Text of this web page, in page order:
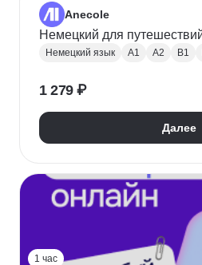
Anecole
Немецкий для
Немецкий язык A1 A2 B1
1 279 ₽
Далее
1 час